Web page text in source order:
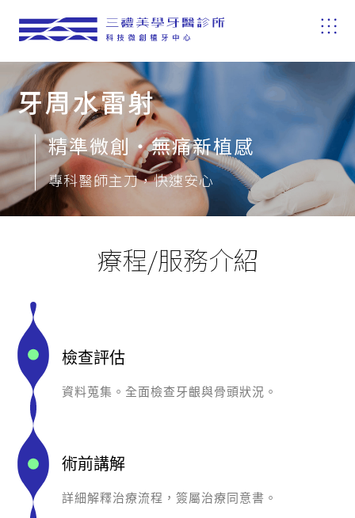
牙周水雷射
精準微創‧無痛新植感
專科醫師主刀，快速安心
療程/服務介紹
檢查評估
資料蒐集。全面檢查牙齦與骨頭狀況。
術前講解
詳細解釋治療流程，簽屬治療同意書。